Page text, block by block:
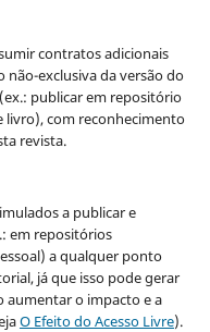
contratos adicionais
exclusiva da versão do
publicar em repositório
com reconhecimento
revista.
a publicar e
em repositórios
a qualquer ponto
já que isso pode gerar
aumentar o impacto e a
O Efeito do Acesso Livre).